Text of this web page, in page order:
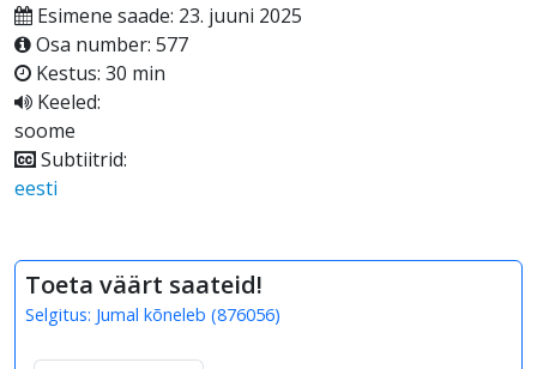
Esimene saade: 23. juuni 2025
Osa number: 577
Kestus: 30 min
Keeled:
soome
Subtiitrid:
eesti
Toeta väärt saateid!
Selgitus: Jumal kõneleb (876056)